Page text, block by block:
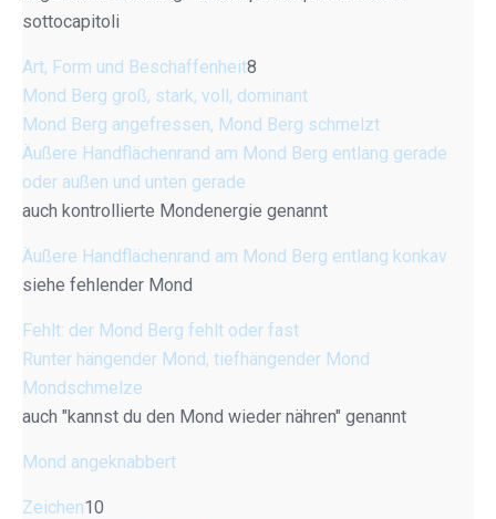
sottocapitoli
Art, Form und Beschaffenheit8
Mond Berg groß, stark, voll, dominant
Mond Berg angefressen, Mond Berg schmelzt
Äußere Handflächenrand am Mond Berg entlang gerade
oder außen und unten gerade
auch kontrollierte Mondenergie genannt
Äußere Handflächenrand am Mond Berg entlang konkav
siehe fehlender Mond
Fehlt: der Mond Berg fehlt oder fast
Runter hängender Mond, tiefhängender Mond
Mondschmelze
auch "kannst du den Mond wieder nähren" genannt
Mond angeknabbert
Zeichen10